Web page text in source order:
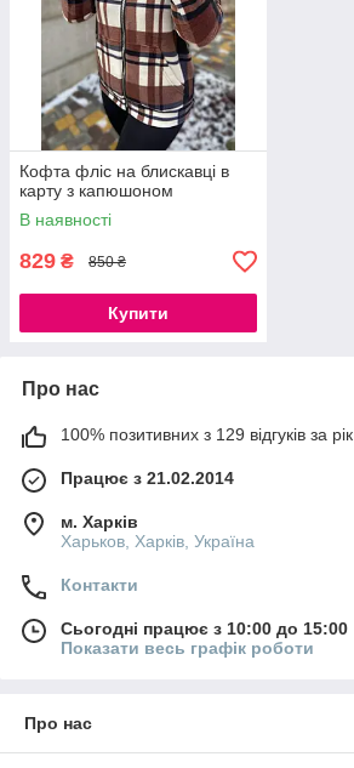
Кофта фліс на блискавці в
карту з капюшоном
В наявності
829 ₴ 850 ₴
Купити
Про нас
100% позитивних з 129 відгуків за рік
Працює з 21.02.2014
м. Харків
Харьков, Харків, Україна
Контакти
Сьогодні працює з 10:00 до 15:00
Показати весь графік роботи
Про нас